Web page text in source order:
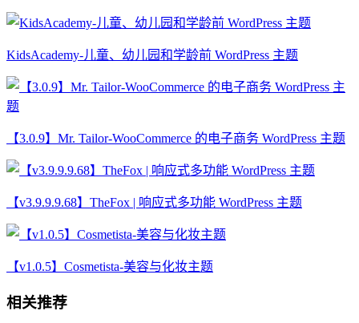
KidsAcademy-儿童、幼儿园和学龄前 WordPress 主题
【3.0.9】Mr. Tailor-WooCommerce 的电子商务 WordPress 主题
【v3.9.9.9.68】TheFox | 响应式多功能 WordPress 主题
【v1.0.5】Cosmetista-美容与化妆主题
相关推荐